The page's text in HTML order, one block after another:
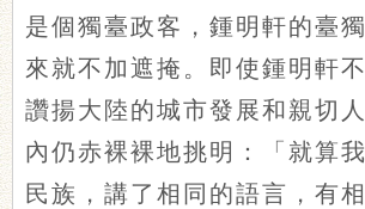
是個獨臺政客，鍾明軒的臺
來就不加遮掩。即使鍾明軒
讚揚大陸的城市發展和親切
內仍赤裸裸地挑明：「就算
民族，講了相同的語言，有